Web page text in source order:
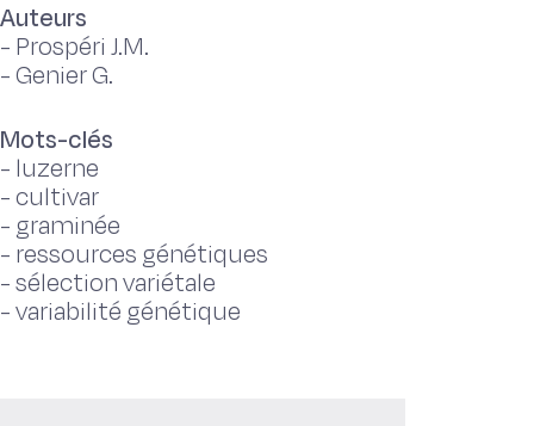
Auteurs
- Prospéri J.M.
-Genier G.
Mots-clés
- luzerne
-cultivar
- graminée
- ressources génétiques
-sélection variétale
-variabilité génétique